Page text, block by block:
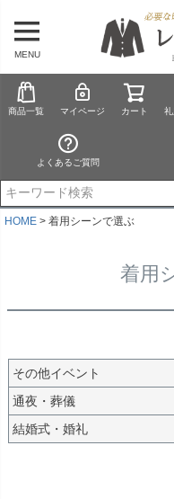
MENU
商品一覧 マイページ カート
よくあるご質問
HOME 着用シーンで選ぶ
着用
その他イベント
通夜・葬儀
結婚式・婚礼